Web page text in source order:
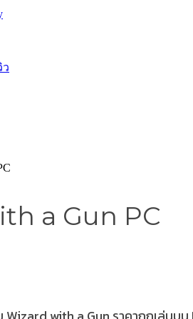
a Gun PC